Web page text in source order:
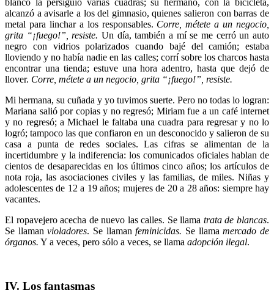
alcanzó a avisarle a los del gimnasio, quienes salieron con barras de
metal para linchar a los responsables. Corre, métete a un negocio,
grita “¡fuego!”, resiste. Un día, también a mí se me cerró un auto
negro con vidrios polarizados cuando bajé del camión; estaba
lloviendo y no había nadie en las calles; corrí sobre los charcos hasta
encontrar una tienda; estuve una hora adentro, hasta que dejó de
llover. Corre, métete a un negocio, grita “¡fuego!”, resiste.
Mi hermana, su cuñada y yo tuvimos suerte. Pero no todas lo logran:
Mariana salió por copias y no regresó; Miriam fue a un café internet
y no regresó; a Michael le faltaba una cuadra para regresar y no lo
logró; tampoco las que confiaron en un desconocido y salieron de su
casa a punta de redes sociales. Las cifras se alimentan de la
incertidumbre y la indiferencia: los comunicados oficiales hablan de
cientos de desaparecidas en los últimos cinco años; los artículos de
nota roja, las asociaciones civiles y las familias, de miles. Niñas y
adolescentes de 12 a 19 años; mujeres de 20 a 28 años: siempre hay
vacantes.
El ropavejero acecha de nuevo las calles. Se llama trata de blancas.
Se llamanvioladores. Se llamanfeminicidas. Se llamamercado de
órganos. Y a veces, pero sólo a veces, se llama adopción ilegal.
IV. Los fantasmas